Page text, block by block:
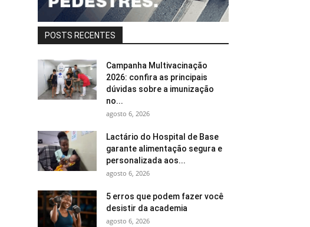
POSTS RECENTES
Campanha Multivacinação
2026: confira as principais
dúvidas sobre a imunização
no...
agosto 6, 2026
Lactário do Hospital de Base
garante alimentação segura e
personalizada aos...
agosto 6, 2026
5 erros que podem fazer você
desistir da academia
agosto 6, 2026